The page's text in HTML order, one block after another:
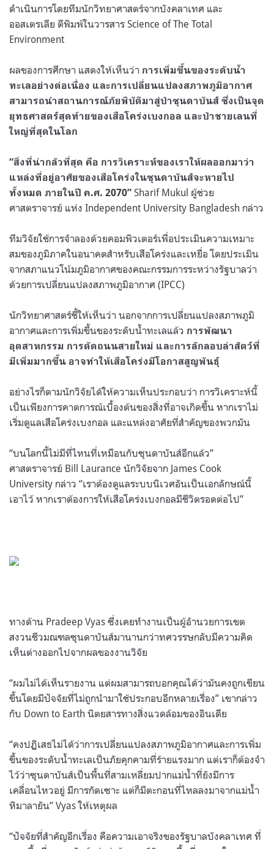
ดำเนินการโดยทีมนักวิทยาศาสตร์จากบังคลาเทศ และ
ออสเตรเลีย ตีพิมพ์ในวารสาร Science of The Total
Environment
ผลของการศึกษา แสดงให้เห็นว่า การเพิ่มขึ้นของระดับน้ำ
ทะเลอย่างต่อเนื่อง และการเปลี่ยนแปลงสภาพภูมิอากาศ
สามารถนำสถานการณ์ภัยพิบัติมาสู่ป่าซุนดาบันส์ ซึ่งเป็นจุด
ยุทธศาสตร์สุดท้ายของเสือโคร่งเบงกอล และป่าชายเลนที่
ใหญ่ที่สุดในโลก
“สิ่งที่น่ากลัวที่สุด คือ การวิเคราะห์ของเราให้ผลออกมาว่า
แหล่งที่อยู่อาศัยของเสือโคร่งในซุนดาบันส์จะหายไป
ทั้งหมด ภายในปี ค.ศ. 2070” Sharif Mukul ผู้ช่วย
ศาสตราจารย์ แห่ง Independent University Bangladesh กล่าว
ทีมวิจัยใช้การจำลองด้วยคอมพิวเตอร์เพื่อประเมินความเหมาะ
สมของภูมิภาคในอนาคตสำหรับเสือโคร่งและเหยื่อ โดยประเมิน
จากสภาแนวโน้มภูมิอากาศของคณะกรรมการระหว่างรัฐบาลว่า
ด้วยการเปลี่ยนแปลงสภาพภูมิอากาศ (IPCC)
นักวิทยาศาสตร์ชี้ให้เห็นว่า นอกจากการเปลี่ยนแปลงสภาพภูมิ
อากาศและการเพิ่มขึ้นของระดับน้ำทะเลแล้ว การพัฒนา
อุตสาหกรรม การตัดถนนสายใหม่ และการลักลอบล่าสัตว์ที่
มีเพิ่มมากขึ้น อาจทำให้เสือโคร่งมีโอกาสสูญพันธุ์
อย่างไรก็ตามนักวิจัยได้ให้ความเห็นประกอบว่า การวิเคราะห์นี้
เป็นเพียงการคาดการณ์เบื้องต้นของสิ่งที่อาจเกิดขึ้น หากเราไม่
เริ่มดูแลเสือโคร่งเบงกอล และแหล่งอาศัยที่สำคัญของพวกมัน
“บนโลกนี้ไม่มีที่ไหนที่เหมือนกับซุนดาบันส์อีกแล้ว”
ศาสตราจารย์ Bill Laurance นักวิจัยจาก James Cook
University กล่าว “เราต้องดูแลระบบนิเวศอันเป็นเอกลักษณ์นี้
เอาไว้ หากเราต้องการให้เสือโคร่งเบงกอลมีชีวิตรอดต่อไป”
ทางด้าน Pradeep Vyas ซึ่งเคยทำงานเป็นผู้อำนวยการเขต
สงวนชีวมณฑลซุนดาบันส์มานานกว่าทศวรรษกลับมีความคิด
เห็นต่างออกไปจากผลของงานวิจัย
“ผมไม่ได้เห็นรายงาน แต่ผมสามารถบอกคุณได้ว่ามันคงถูกเขียน
ขึ้นโดยมีปัจจัยที่ไม่ถูกนำมาใช้ประกอบอีกหลายเรื่อง” เขากล่าว
กับ Down to Earth นิตยสารทางสิ่งแวดล้อมของอินเดีย
“คงปฏิเสธไม่ได้ว่าการเปลี่ยนแปลงสภาพภูมิอากาศและการเพิ่ม
ขึ้นของระดับน้ำทะเลเป็นภัยคุกคามที่ร้ายแรงมาก แต่เราก็ต้องจำ
ไว้ว่าซุนดาบันส์เป็นพื้นที่สามเหลี่ยมปากแม่น้ำที่ยังมีการ
เคลื่อนไหวอยู่ มีการกัดเซาะ แต่ก็มีตะกอนที่ไหลลงมาจากแม่น้ำ
หิมาลายัน” Vyas ให้เหตุผล
“ปัจจัยที่สำคัญอีกเรื่อง คือความเอาจริงของรัฐบาลบังคลาเทศ ที่